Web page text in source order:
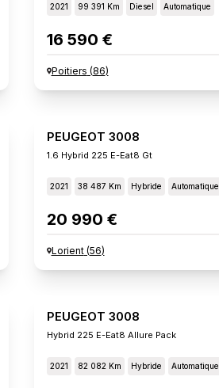
2021 99 391 Km Diesel Automatique
16 590 €
Poitiers (86)
PEUGEOT 3008
1.6 Hybrid 225 E-Eat8 Gt
2021 38 487 Km Hybride Automatique
20 990 €
Lorient(56)
PEUGEOT 3008
Hybrid 225 E-Eat8 Allure Pack
2021 82 082 Km Hybride Automatique